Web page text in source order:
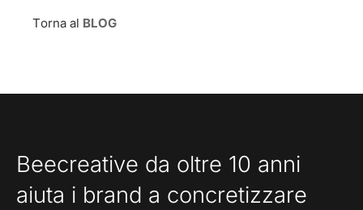
Torna al BLOG
Beecreative da oltre 10 anni
aiuta i brand a concretizzare